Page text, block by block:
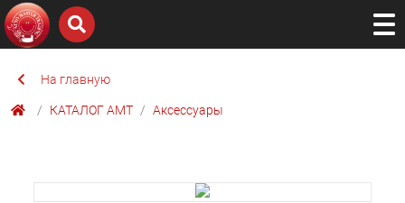
На главную
КАТАЛОГ AMТ Аксессуары